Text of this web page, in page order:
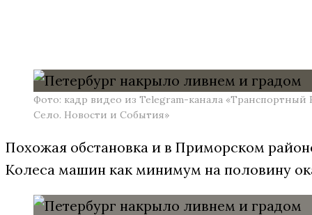
Фото: кадр видео из Telegram-канала
Село. Новости и События»
Похожая обстановка и в Приморском
Колеса машин как минимум на половину